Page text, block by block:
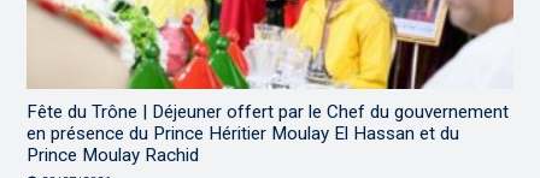
Fête du Trône | Déjeuner offert par le Chef du gouvernement
en présence du Prince Héritier Moulay El Hassan et du
Prince Moulay Rachid